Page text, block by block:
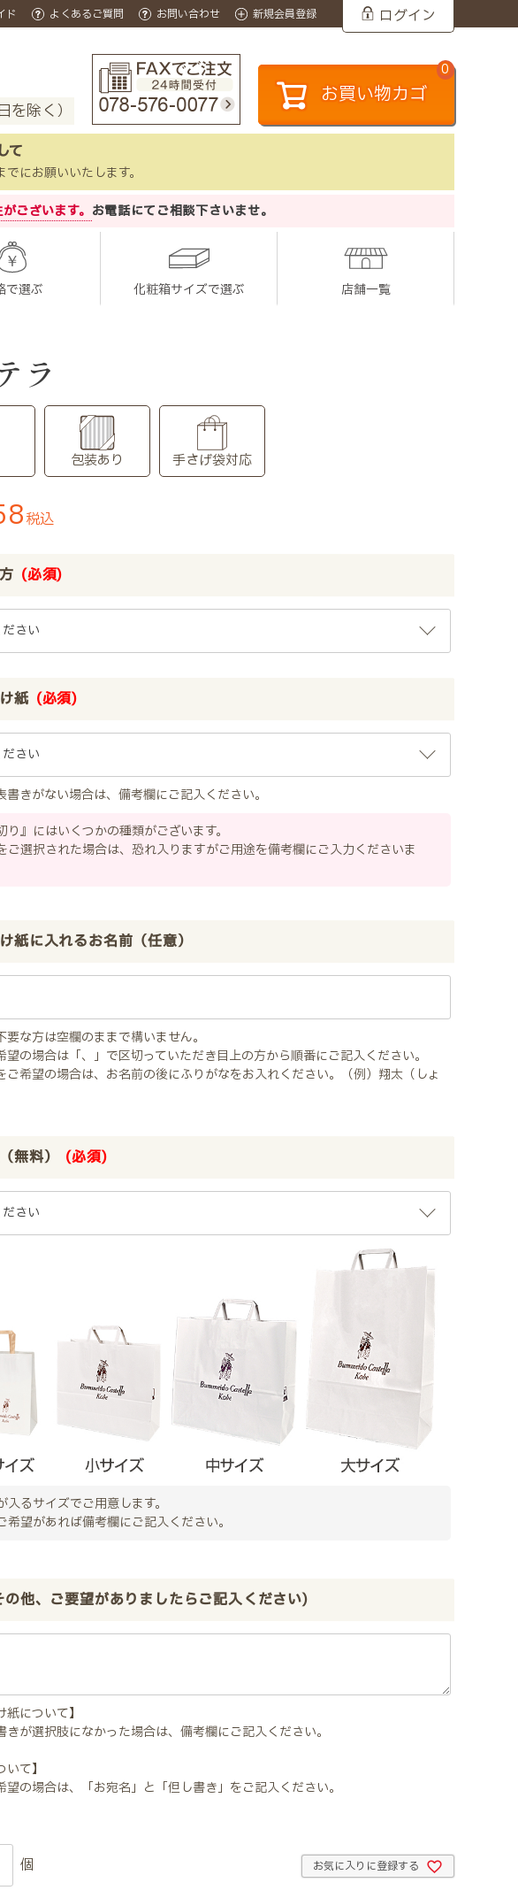
ド よくあるご質問 お問い合わせ 新規会員登録
ログイン
除く）
お買い物カゴ
0
て
でにお願いいたします。
ございます。 お電話にてご相談下さいませ。
で選ぶ 化粧箱サイズで選ぶ 店舗一覧
ラ
包装あり 手さげ袋対応
税込
(必須)
紙 (必須)
きがない場合は、備考欄にご記入ください。
』にはいくつかの種類がございます。
ご選択された場合は、恐れ入りますがご用途を備考欄にご入力くださいま
紙に入れるお名前（任意）
な方は空欄のままで構いません。
の場合は「、」で区切っていただき目上の方から順番にご記入ください。
希望の場合は、お名前の後にふりがなをお入れください。（例）翔太（しょ
無料） (必須)
入るサイズでご用意します。
希望があれば備考欄にご記入ください。
他、ご要望がありましたらご記入ください)
紙について】
きが選択肢になかった場合は、備考欄にご記入ください。
いて】
望の場合は、「お宛名」と「但し書き」をご記入ください。
お気に入りに登録する